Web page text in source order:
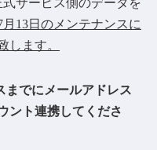
サービス側のデータを
月13日のメンテナンスに
します。
までにメールアドレス
ント連携してくださ